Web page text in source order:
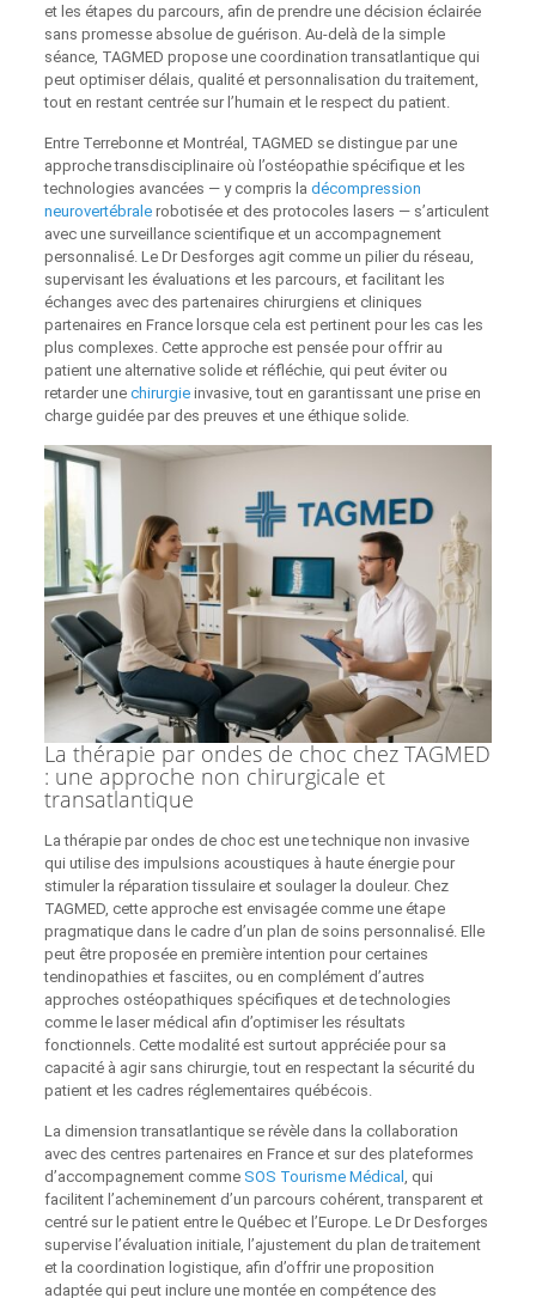
et les étapes du parcours, afin de prendre une décision éclairée
sans promesse absolue de guérison. Au-delà de la simple
séance, TAGMED propose une coordination transatlantique qui
peut optimiser délais, qualité et personnalisation du traitement,
tout en restant centrée sur l’humain et le respect du patient.
Entre Terrebonne et Montréal, TAGMED se distingue par une
approche transdisciplinaire où l’ostéopathie spécifique et les
technologies avancées — y compris la décompression
neurovertébralerobotisée et des protocoles lasers — s’articulent
avec une surveillance scientifique et un accompagnement
personnalisé. Le Dr Desforges agit comme un pilier du réseau,
supervisant les évaluations et les parcours, et facilitant les
échanges avec des partenaires chirurgiens et cliniques
partenaires en France lorsque cela est pertinent pour les cas les
plus complexes. Cette approche est pensée pour offrir au
patient une alternative solide et réfléchie, qui peut éviter ou
retarder une chirurgieinvasive, tout en garantissant une prise en
charge guidée par des preuves et une éthique solide.
La thérapie par ondes de choc chez TAGMED
: une approche non chirurgicale et
transatlantique
La thérapie par ondes de choc est une technique non invasive
qui utilise des impulsions acoustiques à haute énergie pour
stimuler la réparation tissulaire et soulager la douleur. Chez
TAGMED, cette approche est envisagée comme une étape
pragmatique dans le cadre d’un plan de soins personnalisé. Elle
peut être proposée en première intention pour certaines
tendinopathies et fasciites, ou en complément d’autres
approches ostéopathiques spécifiques et de technologies
comme le laser médical afin d’optimiser les résultats
fonctionnels. Cette modalité est surtout appréciée pour sa
capacité à agir sans chirurgie, tout en respectant la sécurité du
patient et les cadres réglementaires québécois.
La dimension transatlantique se révèle dans la collaboration
avec des centres partenaires en France et sur des plateformes
d’accompagnement comme SOS Tourisme Médical , qui
facilitent l’acheminement d’un parcours cohérent, transparent et
centré sur le patient entre le Québec et l’Europe. Le Dr Desforges
supervise l’évaluation initiale, l’ajustement du plan de traitement
et la coordination logistique, afin d’offrir une proposition
adaptée qui peut inclure une montée en compétence des